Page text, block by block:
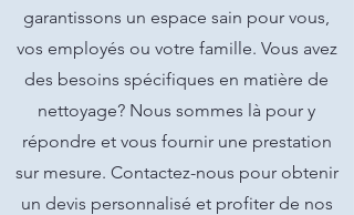
garantissons un espace sain pour vous,
vos employés ou votre famille. Vous avez
des besoins spécifiques en matière de
nettoyage? Nous sommes là pour y
répondre et vous fournir une prestation
sur mesure. Contactez-nous pour obtenir
un devis personnalisé et profiter de nos